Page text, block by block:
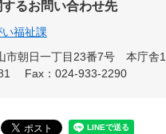
るお問い合わせ先
い福祉課
市朝日一丁目23番7号 本庁舎
Fax：024-933-2290